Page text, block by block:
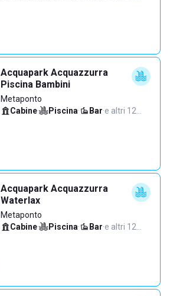
Acquapark Acquazzurra
Piscina Bambini
Metaponto
Cabine· Piscina· Bar·e altri 12…
Acquapark Acquazzurra
Waterlax
Metaponto
Cabine· Piscina· Bar·e altri 12…